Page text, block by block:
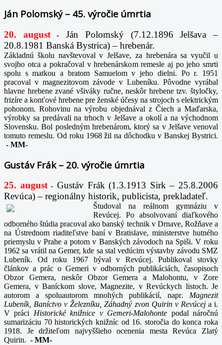
Ján Polomský – 45. výročie úmrtia
20. august-
Ján Polomský (7.12.1896 Jelšava –
20.8.1981 Banská Bystrica) – hrebenár.
Základnú školu navštevoval v Jelšave, za hrebenára sa vyučil u
svojho otca a pokračoval v hrebenárskom remesle aj po jeho smrti
spolu s matkou a bratom Samuelom v jeho dielni. Po r. 1951
pracoval v magnezitovom závode v Lubeníku. Pôvodne vyrábal
hlavne hrebene zvané všiváky ručne, neskôr hrebene tzv. štyločky,
frizíre a konťové hrebene pre ženské účesy na strojoch s elektrickým
pohonom. Rohovinu na výrobu objednával z Čiech a Maďarska,
výrobky sa predávali na trhoch v Jelšave a okolí a na východnom
Slovensku. Bol posledným hrebenárom, ktorý sa v Jelšave venoval
tomuto remeslu. Od roku 1968 žil na dôchodku v Banskej Bystrici.
- MM-
Gustáv Frák – 20. výročie úmrtia
25. august- Gustáv Frák (1.3.1913 Sirk – 25.8.2006
Revúca) – regionálny historik, publicista, prekladateľ.
Študoval na reálnom gymnáziu v
Revúcej. Po absolvovaní diaľkového
odborného štúdia pracoval ako banský technik v Drnave, Rožňave a
na Ústrednom riaditeľstve baní v Bratislave, ministerstve hutného
priemyslu v Prahe a potom v Banských závodoch na Spiši. V roku
1962 sa vrátil na Gemer, kde sa stal vedúcim výstavby závodu SMZ
Lubeník. Od roku 1967 býval v Revúcej. Publikoval stovky
článkov a prác o Gemeri v odborných publikáciách, časopisoch
Obzor Gemera, neskôr Obzor Gemera a Malohontu, v Zore
Gemera, v Baníckom slove, Magnezite, v Revúckych listoch. Je
autorom a spoluautorom mnohých publikácií, napr. Magnezit
Lubeník, Baníctvo v Železníku, Záhadný zvon Quirin v Revúcej a i.
V práci Historické knižnice v Gemeri-Malohonte podal náročnú
sumarizáciu 70 historických knižníc od 16. storočia do konca roka
1918. Je držiteľom najvyššieho ocenenia mesta Revúca Zlatý
Quirin. - MM-